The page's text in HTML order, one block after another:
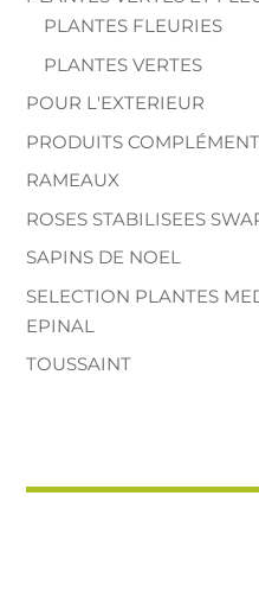
PLANTES FLEURIES
PLANTES VERTES
POUR L'EXTERIEUR
PRODUITS
RAMEAUX
ROSES STABILISEES
SAPINS DE NOEL
SELECTION PLANTES
EPINAL
TOUSSAINT